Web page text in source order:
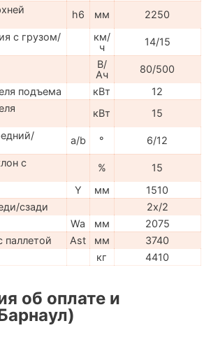
h6 мм
2250
с грузом/
км/
ч
14/15
В/
Ач
80/500
подъема
кВт
12
кВт
15
a/b °
6/12
с
%
15
Y мм
1510
сзади
2x/2
Wa мм
2075
паллетой
Ast мм
3740
кг 4410
об оплате и